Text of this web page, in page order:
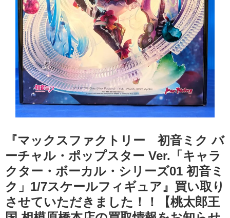
『マックスファクトリー 初音ミク バ
ーチャル・ポップスター Ver.「キャラ
クター・ボーカル・シリーズ01 初音ミ
ク」1/7スケールフィギュア』買い取り
させていただきました！！【桃太郎王